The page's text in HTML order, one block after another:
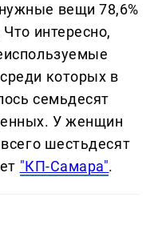
вещи 78,6%
интересно,
которых в
семьдесят
У женщин
шестьдесят
"КП-Самара".